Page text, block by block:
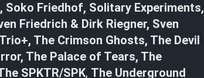
Soko Friedhof, Solitary Experiments,
Friedrich & Dirk Riegner, Sven
The Crimson Ghosts, The Devil
The Palace of Tears, The
SPKTR/SPK, The Underground